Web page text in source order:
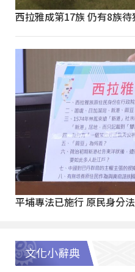
西拉雅成第17族 仍有8族
平埔專法已施行 原民身分
文化小辭典